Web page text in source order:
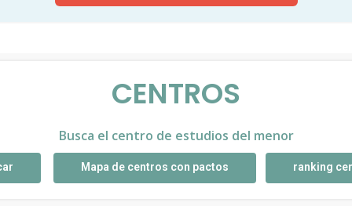
CENTROS
Busca el centro de estudios del menor
Mapa de centros con pactos ranking